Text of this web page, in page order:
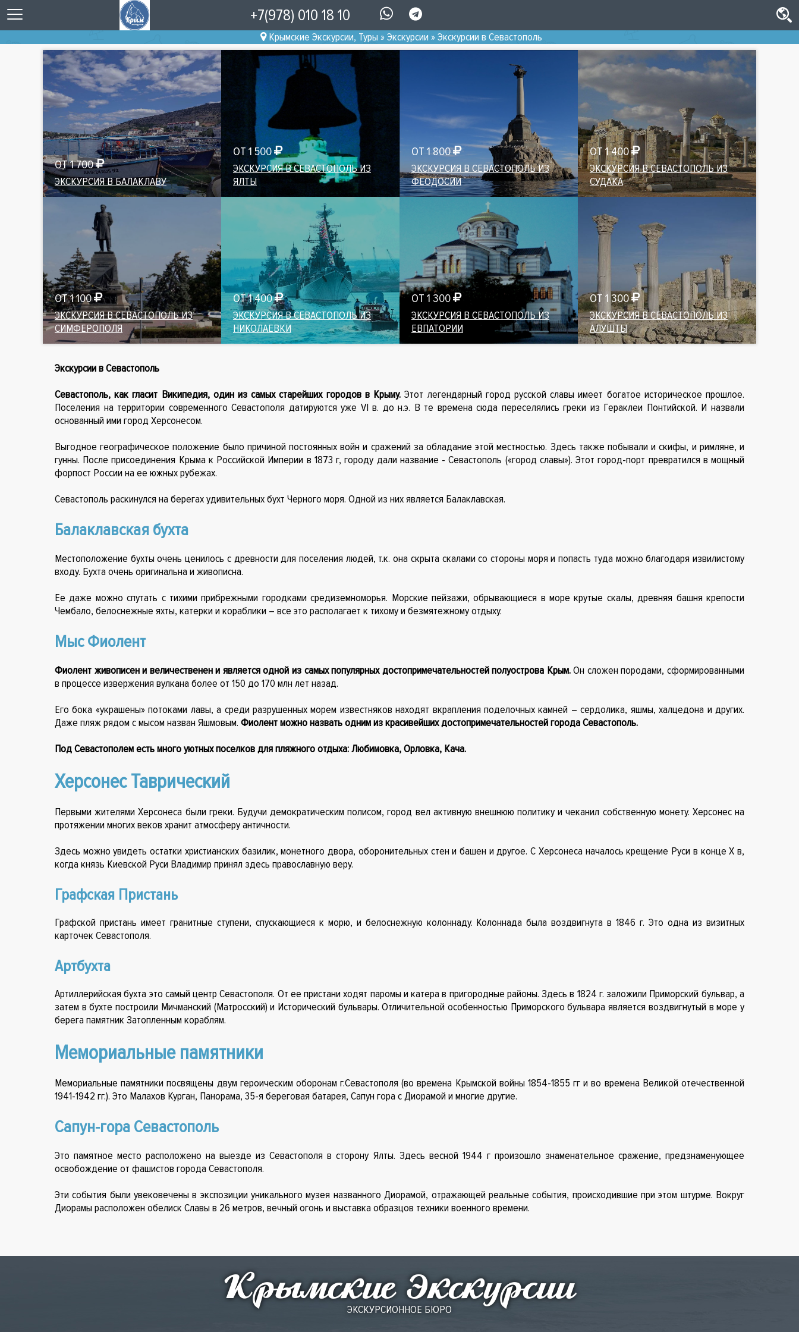
+7(978) 010 18 10
Крымские Экскурсии, Туры »Экскурсии »Экскурсии в Севастополь
ОТ 1 700
ЭКСКУРСИЯ В БАЛАКЛАВУ
ОТ 1 500
ЭКСКУРСИЯ В СЕВАСТОПОЛЬ ИЗ
ЯЛТЫ
ОТ 1 800
ЭКСКУРСИЯ В СЕВАСТОПОЛЬ ИЗ
ФЕОДОСИИ
ОТ 1 400
ЭКСКУРСИЯ В СЕВАСТОПОЛЬ ИЗ
СУДАКА
ОТ 1 100
ЭКСКУРСИЯ В СЕВАСТОПОЛЬ ИЗ
СИМФЕРОПОЛЯ
ОТ 1 400
ЭКСКУРСИЯ В СЕВАСТОПОЛЬ ИЗ
НИКОЛАЕВКИ
ОТ 1 300
ЭКСКУРСИЯ В СЕВАСТОПОЛЬ ИЗ
ЕВПАТОРИИ
ОТ 1 300
ЭКСКУРСИЯ В СЕВАСТОПОЛЬ ИЗ
АЛУШТЫ
Экскурсии в Севастополь
Севастополь, как гласит Википедия, один из самых старейших городов в Крыму. Этот легендарный город русской славы имеет богатое историческое прошлое.
Поселения на территории современного Севастополя датируются уже VI в. до н.э. В те времена сюда переселялись греки из Гераклеи Понтийской. И назвали
основанный ими город Херсонесом.
Выгодное географическое положение было причиной постоянных войн и сражений за обладание этой местностью. Здесь также побывали и скифы, и римляне, и
гунны. После присоединения Крыма к Российской Империи в 1873 г, городу дали название - Севастополь («город славы»). Этот город-порт превратился в мощный
форпост России на ее южных рубежах.
Севастополь раскинулся на берегах удивительных бухт Черного моря. Одной из них является Балаклавская.
Балаклавская бухта
Местоположение бухты очень ценилось с древности для поселения людей, т.к. она скрыта скалами со стороны моря и попасть туда можно благодаря извилистому
входу. Бухта очень оригинальна и живописна.
Ее даже можно спутать с тихими прибрежными городками средиземноморья. Морские пейзажи, обрывающиеся в море крутые скалы, древняя башня крепости
Чембало, белоснежные яхты, катерки и кораблики – все это располагает к тихому и безмятежному отдыху.
Мыс Фиолент
Фиолент живописен и величественен и является одной из самых популярных достопримечательностей полуострова Крым.Он сложен породами, сформированными
в процессе извержения вулкана более от 150 до 170 млн лет назад.
Его бока «украшены» потоками лавы, а среди разрушенных морем известняков находят вкрапления поделочных камней – сердолика, яшмы, халцедона и других.
Даже пляж рядом с мысом назван Яшмовым. Фиолент можно назвать одним из красивейших достопримечательностей города Севастополь.
Под Севастополем есть много уютных поселков для пляжного отдыха: Любимовка, Орловка, Кача.
Херсонес Таврический
Первыми жителями Херсонеса были греки. Будучи демократическим полисом, город вел активную внешнюю политику и чеканил собственную монету. Херсонес на
протяжении многих веков хранит атмосферу античности.
Здесь можно увидеть остатки христианских базилик, монетного двора, оборонительных стен и башен и другое. С Херсонеса началось крещение Руси в конце X в,
когда князь Киевской Руси Владимир принял здесь православную веру.
Графская Пристань
Графской пристань имеет гранитные ступени, спускающиеся к морю, и белоснежную колоннаду. Колоннада была воздвигнута в 1846 г. Это одна из визитных
карточек Севастополя.
Артбухта
Артиллерийская бухта это самый центр Севастополя. От ее пристани ходят паромы и катера в пригородные районы. Здесь в 1824 г. заложили Приморский бульвар, а
затем в бухте построили Мичманский (Матросский) и Исторический бульвары. Отличительной особенностью Приморского бульвара является воздвигнутый в море у
берега памятник Затопленным кораблям.
Мемориальные памятники
Мемориальные памятники посвящены двум героическим оборонам г.Севастополя (во времена Крымской войны 1854-1855 гг и во времена Великой отечественной
1941-1942 гг.). Это Малахов Курган, Панорама, 35-я береговая батарея, Сапун гора с Диорамой и многие другие.
Сапун-гора Севастополь
Это памятное место расположено на выезде из Севастополя в сторону Ялты. Здесь весной 1944 г произошло знаменательное сражение, предзнаменующее
освобождение от фашистов города Севастополя.
Эти события были увековечены в экспозиции уникального музея названного Диорамой, отражающей реальные события, происходившие при этом штурме. Вокруг
Диорамы расположен обелиск Славы в 26 метров, вечный огонь и выставка образцов техники военного времени.
Крымские Экскурсии
ЭКСКУРСИОННОЕ БЮРО